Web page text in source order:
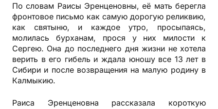
По словам Раисы Эренценовны, её мать берегла
фронтовое письмо как самую дорогую реликвию,
как святыню, и каждое утро, просыпаясь,
молилась бурханам, прося у них милости к
Сергею. Она до последнего дня жизни не хотела
верить в его гибель и ждала юношу все 13 лет в
Сибири и после возвращения на малую родину в
Калмыкию.
Раиса Эренценовна рассказала короткую